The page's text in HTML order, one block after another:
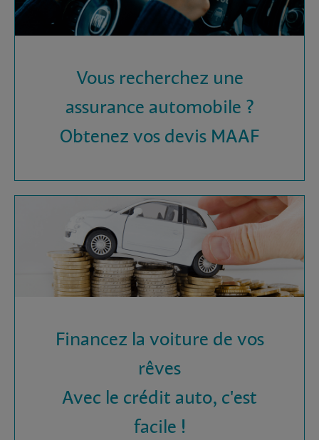
Vous recherchez une
assurance automobile ?
Obtenez vos devis MAAF
Financez la voiture de vos
rêves
Avec le crédit auto, c'est
facile !